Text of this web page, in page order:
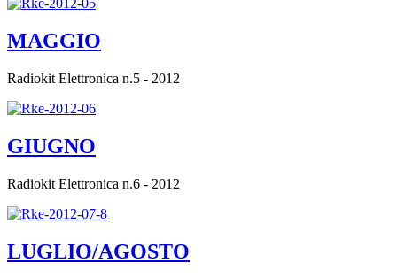
MAGGIO
Radiokit Elettronica n.5 - 2012
GIUGNO
Radiokit Elettronica n.6 - 2012
LUGLIO/AGOSTO